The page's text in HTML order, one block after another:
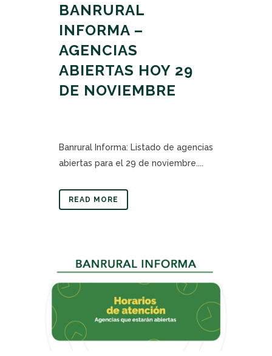
BANRURAL
INFORMA –
AGENCIAS
ABIERTAS HOY 29
DE NOVIEMBRE
Banrural Informa: Listado de agencias
abiertas para el 29 de noviembre....
READ MORE